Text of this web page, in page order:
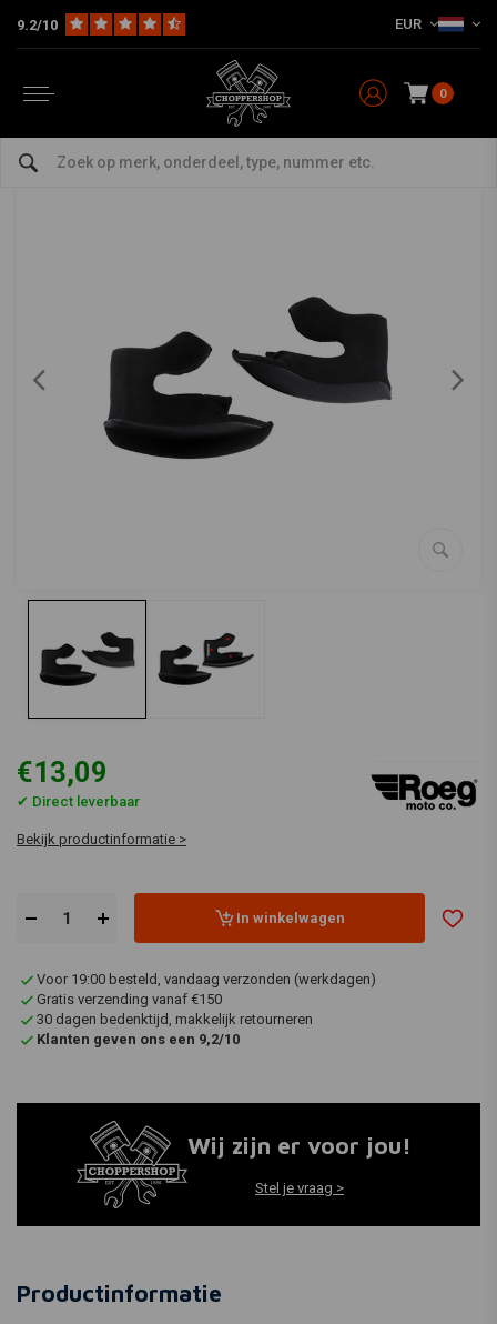
9.2/10 EUR
0
The Biker Helmen Chase Ersatz-Wangenpads - 21 MM
Chase Ersatz-Wangenpads - 21 MM
€13,09
✔ Direct leverbaar
Bekijk productinformatie >
In winkelwagen
Voor 19:00 besteld, vandaag verzonden (werkdagen)
Gratis verzending vanaf €150
30 dagen bedenktijd, makkelijk retourneren
Klanten geven ons een 9,2/10
Wij zijn er voor jou!
Stel je vraag >
Productinformatie